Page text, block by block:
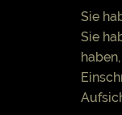
Sie
Sie